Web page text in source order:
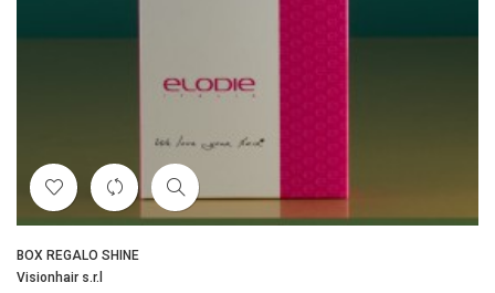
BOX REGALO SHINE
Visionhair s.r.l